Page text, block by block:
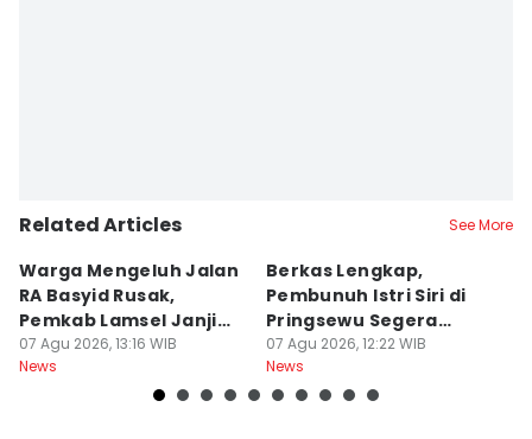
Related Articles See More
Warga Mengeluh Jalan
RA Basyid Rusak,
Pemkab Lamsel Janji
Segera Perbaiki
07 Agu 2026, 13:16 WIB
News
Berkas Lengkap,
Pembunuh Istri Siri di
Pringsewu Segera
Disidang
07 Agu 2026, 12:22 WIB
News